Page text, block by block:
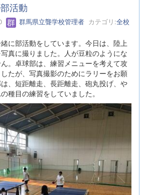
活動
群馬県立聾学校管理者 カテゴリ:全校
に部活動をしています。今日は、陸上
真に撮りました。人が豆粒のようにな
。卓球部は、練習メニューを考えて攻
たが、写真撮影のためにラリーをお願
、短距離走、長距離走、砲丸投げ、や
種目の練習をしていました。